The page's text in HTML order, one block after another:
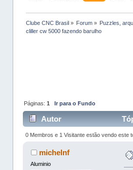
Clube CNC Brasil» Forum » Puzzles,
cliller cw 5000 fazendo barulho
Páginas: 1 Ir para o Fundo
Autor
0 Membros e 1 Visitante estão vendo este
michelnf
Aluminio